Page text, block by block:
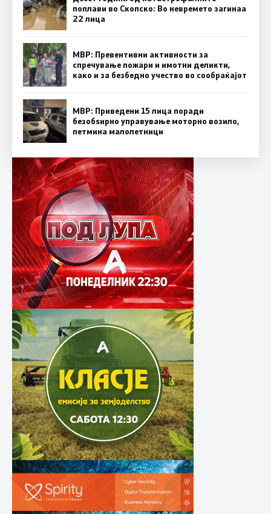
поплави во Скопско: Во невремето загинаа
22 лица
МВР: Превентивни активности за
спречување пожари и имотни деликти,
како и за безбедно учество во сообраќајот
МВР: Приведени 15 лица поради
безобѕирно управување моторно возило,
петмина малолетници